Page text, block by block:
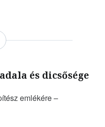
és dicsősége
emlékére –